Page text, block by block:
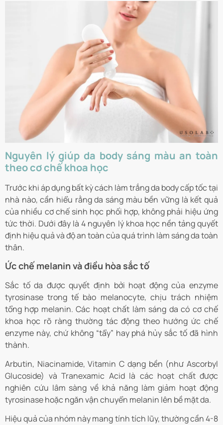
Nguyên lý giúp da body sáng màu an toàn
theo cơ chế khoa học
Trước khi áp dụng bất kỳ cách làm trắng da body cấp tốc tại
nhà nào, cần hiểu rằng da sáng màu bền vững là kết quả
của nhiều cơ chế sinh học phối hợp, không phải hiệu ứng
tức thời. Dưới đây là 4 nguyên lý khoa học nền tảng quyết
định hiệu quả và độ an toàn của quá trình làm sáng da toàn
thân.
Ức chế melanin và điều hòa sắc tố
Sắc tố da được quyết định bởi hoạt động của enzyme
tyrosinase trong tế bào melanocyte, chịu trách nhiệm
tổng hợp melanin. Các hoạt chất làm sáng da có cơ chế
khoa học rõ ràng thường tác động theo hướng ức chế
enzyme này, chứ không “tẩy” hay phá hủy sắc tố đã hình
thành.
Arbutin, Niacinamide, Vitamin C dạng bền (như Ascorbyl
Glucoside) và Tranexamic Acid là các hoạt chất được
nghiên cứu lâm sàng về khả năng làm giảm hoạt động
tyrosinase hoặc ngăn vận chuyển melanin lên bề mặt da.
Hiệu quả của nhóm này mang tính tích lũy, thường cần 4-8